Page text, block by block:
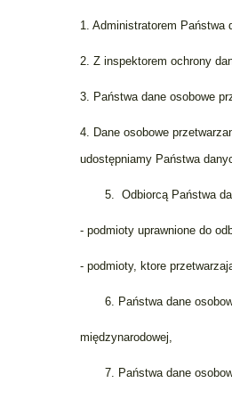
1. Administratorem Państwa
2. Z inspektorem ochrony
3. Państwa dane osobowe
4. Dane osobowe
udostępniamy Państwa
5. Odbiorcą Państwa
- podmioty uprawnione do
- podmioty, ktore
6. Państwa dane
międzynarodowej,
7. Państwa dane